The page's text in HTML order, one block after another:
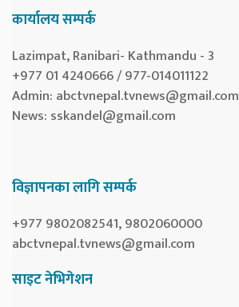
कार्यालय सम्पर्क
Lazimpat, Ranibari- Kathmandu - 3
+977 01 4240666 / 977-014011122
Admin: abctvnepal.tvnews@gmail.com
News: sskandel@gmail.com
विज्ञापनका लागि सम्पर्क
+977 9802082541, 9802060000
abctvnepal.tvnews@gmail.com
साइट नेभिगेशन